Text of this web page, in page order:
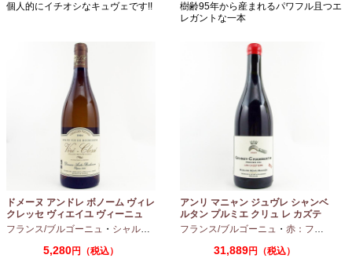
個人的にイチオシなキュヴェです!!
樹齢95年から産まれるパワフル且つエ
レガントな一本
ドメーヌ アンドレ ボノーム ヴィレ
クレッセ ヴィエイユ ヴィーニュ
2024 750ml
フランス/ブルゴーニュ ・ シャルドネ
5,280円（税込）
アンリ マニャン ジュヴレ シャンベ
ルタン プルミエ クリュ レ カズテ
ィエ エルバージュ 24 モワ 2023
フランス/ブルゴーニュ ・ 赤：フルボディ
31,889円（税込）